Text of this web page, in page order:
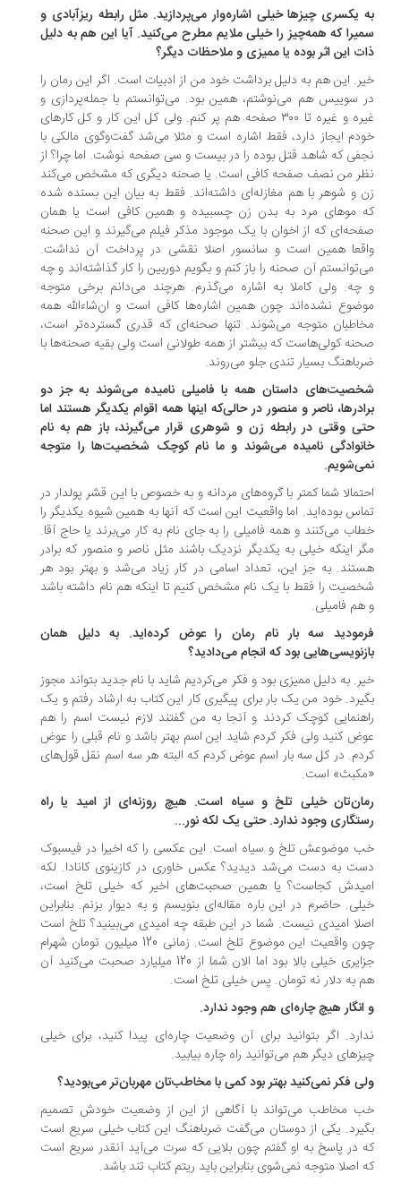
یکسری چیزها خیلی اشاره‌وار می‌پردازید. مثل رابطه ریزآبادی و
که همه‌چیز را خیلی ملایم مطرح می‌کنید. آیا این هم به دلیل
این اثر بوده یا ممیزی و ملاحظات دیگر؟
این هم به دلیل برداشت خود من از ادبیات است. اگر این رمان را
سوییس هم می‌نوشتم، همین بود. می‌توانستم با جمله‌پردازی و
غیره و غیره تا ۳۰۰ صفحه هم پر کنم. ولی کل این کار و کل کارهای
ایجاز دارد، فقط اشاره است و مثلا می‌شد گفت‌وگوی مالکی با
که شاهد قتل بوده را در بیست و سی صفحه نوشت. اما چرا؟ از
من نصف صفحه کافی است. یا صحنه دیگری که مشخص می‌کند
و شوهر با هم مغازله‌ای داشته‌اند. فقط به بیان این بسنده شده
موهای مرد به بدن زن چسبیده و همین کافی است یا همان
که از اخوان با یک موجود مذکر فیلم می‌گیرند و این صحنه
همین است و سانسور اصلا نقشی در پرداخت آن نداشت.
آن صحنه را باز کنم و بگویم دوربین را کار گذاشته‌اند و چه
ولی کاملا به اشاره می‌گذرم. هرچند می‌دانم برخی متوجه
نشده‌اند چون همین اشاره‌ها کافی است و ان‌شاءالله همه
متوجه می‌شوند. تنها صحنه‌ای که قدری گسترده‌تر است،
کولی‌هاست که بیشتر از همه طولانی است ولی بقیه صحنه‌ها با
بسیار تندی جلو می‌روند.
داستان همه با فامیلی نامیده می‌شوند به جز دو
ناصر و منصور در حالی‌که اینها همه اقوام یکدیگر هستند اما
وقتی در رابطه زن و شوهری قرار می‌گیرند، باز هم به نام
نامیده می‌شوند و ما نام کوچک شخصیت‌ها را متوجه
شما کمتر با گروه‌های مردانه و به خصوص با این قشر پولدار در
بوده‌اید. اما واقعیت این است که آنها به همین شیوه یکدیگر را
می‌کنند و همه فامیلی را به جای نام به کار می‌برند یا حاج آقا.
اینکه خیلی به یکدیگر نزدیک باشند مثل ناصر و منصور که برادر
به جز این، تعداد اسامی در کار زیاد می‌شد و بهتر بود هر
را فقط با یک نام مشخص کنیم تا اینکه هم نام داشته باشد
فامیلی.
سه بار نام رمان را عوض کرده‌اید. به دلیل همان
بود که انجام می‌دادید؟
به دلیل ممیزی بود و فکر می‌کردیم شاید با نام جدید بتواند مجوز
خود من یک بار برای پیگیری کار این کتاب به ارشاد رفتم و یک
کوچک کردند و آنجا به من گفتند لازم نیست اسم را هم
کنید ولی فکر کردم شاید این اسم بهتر باشد و نام قبلی را عوض
در کل سه بار اسم عوض کردم که البته هر سه اسم نقل قول‌های
است.
خیلی تلخ و سیاه است. هیچ روزنه‌ای از امید یا راه
وجود ندارد. حتی یک لکه نور...
موضوعش تلخ و سیاه است. این عکسی را که اخیرا در فیسبوک
به دست می‌شد دیدید؟ عکس خاوری در کازینوی کانادا. لکه
کجاست؟ یا همین صحبت‌های اخیر که خیلی تلخ است،
حاضرم در این باره مقاله‌ای بنویسم و به دیوار بزنم. بنابراین
امیدی نیست. شما در این طبقه چه امیدی می‌بینید؟ تلخ است
چون واقعیت این موضوع تلخ است. زمانی 120 میلیون تومان شهرام
جزایری خیلی بالا بود اما الان شما از 120 میلیارد صحبت می‌کنید آن
به دلار نه تومان. پس خیلی تلخ است.
هیچ چاره‌ای هم وجود ندارد.
اگر بتوانید برای آن وضعیت چاره‌ای پیدا کنید، برای خیلی
دیگر هم می‌توانید راه چاره بیابید.
فکر نمی‌کنید بهتر بود کمی با مخاطب‌تان مهربان‌تر می‌بودید؟
مخاطب می‌تواند با آگاهی از این از وضعیت خودش تصمیم
یکی از دوستان می‌گفت ضرباهنگ این کتاب خیلی سریع است
در پاسخ به او گفتم چون بلایی که سرت می‌آید آنقدر سریع است
اصلا متوجه نمی‌شوی بنابراین باید ریتم کتاب تند باشد.